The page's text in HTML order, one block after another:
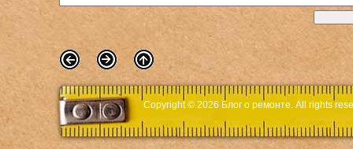
Copyright © 2026 Блог о ремонте. All rights